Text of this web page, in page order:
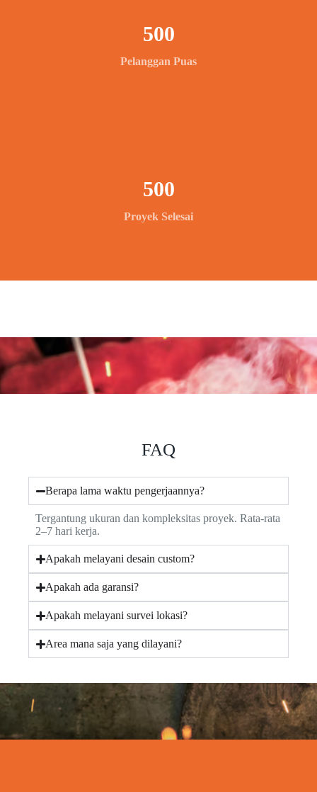
Pelanggan Puas
500
Proyek Selesai
500
FAQ
Berapa lama waktu pengerjaannya?
Tergantung ukuran dan kompleksitas proyek. Rata-rata
2–7 hari kerja.
Apakah melayani desain custom?
Apakah ada garansi?
Apakah melayani survei lokasi?
Area mana saja yang dilayani?